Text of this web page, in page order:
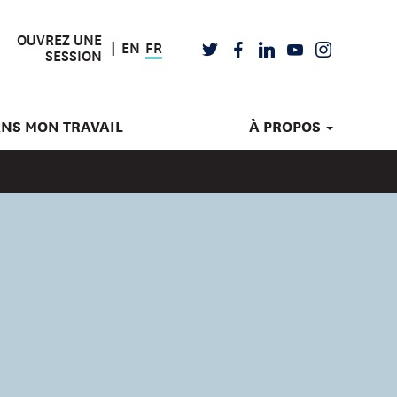
OUVREZ UNE
SESSION EN FR TWITTERFACEBOOK
LINKEDIN
YOUTUBEINSTAGRAM
MON TRAVAIL À PROPOS